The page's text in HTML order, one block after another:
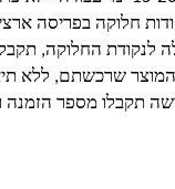
חלוקה בפריסה
לנקודת החלוקה,
שרכשתם, ללא
תקבלו מספר הזמנה